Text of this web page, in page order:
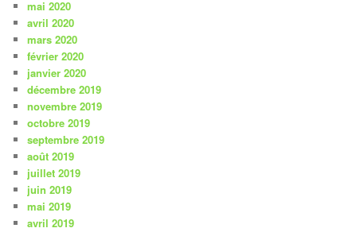
mai 2020
avril 2020
mars 2020
février 2020
janvier 2020
décembre 2019
novembre 2019
octobre 2019
septembre 2019
août 2019
juillet 2019
juin 2019
mai 2019
avril 2019